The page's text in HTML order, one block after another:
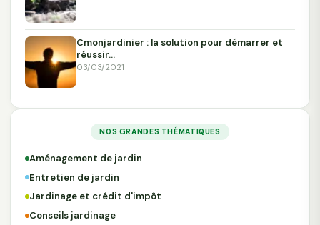
Cmonjardinier : la solution pour démarrer et
réussir…
03/03/2021
NOS GRANDES THÉMATIQUES
Aménagement de jardin
Entretien de jardin
Jardinage et crédit d'impôt
Conseils jardinage